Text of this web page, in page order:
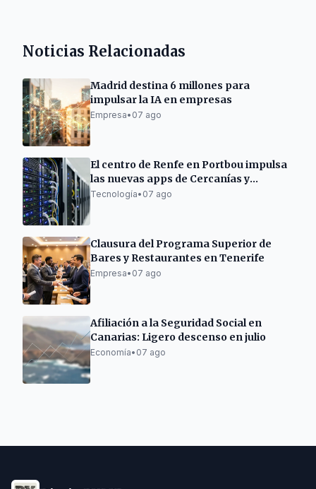
Noticias Relacionadas
Madrid destina 6 millones para
impulsar la IA en empresas
Empresa• 07 ago
El centro de Renfe en Portbou impulsa
las nuevas apps de Cercanías y
Rodalies
Tecnología• 07 ago
Clausura del Programa Superior de
Bares y Restaurantes en Tenerife
Empresa• 07 ago
Afiliación a la Seguridad Social en
Canarias: Ligero descenso en julio
Economía• 07 ago